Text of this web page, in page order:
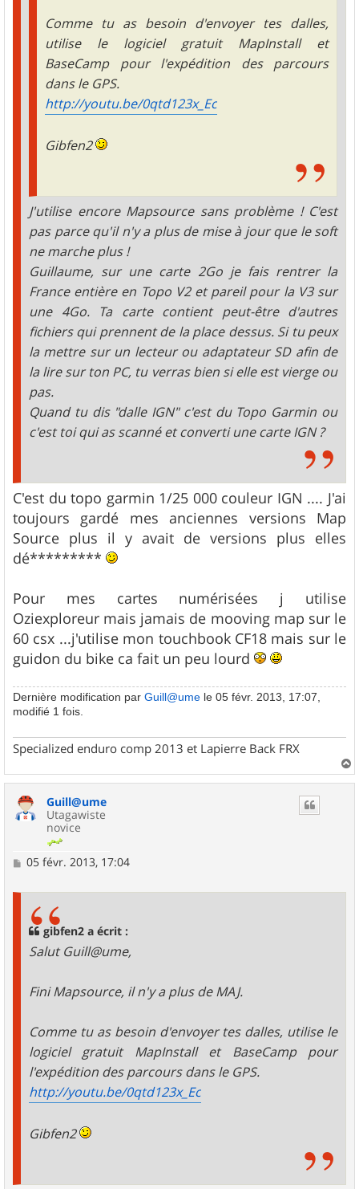
Comme tu as besoin d'envoyer tes dalles,
utilise le logiciel gratuit MapInstall et
BaseCamp pour l'expédition des parcours
dans le GPS.
http://youtu.be/0qtd123x_Ec
Gibfen2
J'utilise encore Mapsource sans problème ! C'est
pas parce qu'il n'y a plus de mise à jour que le soft
ne marche plus !
Guillaume, sur une carte 2Go je fais rentrer la
France entière en Topo V2 et pareil pour la V3 sur
une 4Go. Ta carte contient peut-être d'autres
fichiers qui prennent de la place dessus. Si tu peux
la mettre sur un lecteur ou adaptateur SD afin de
la lire sur ton PC, tu verras bien si elle est vierge ou
pas.
Quand tu dis "dalle IGN" c'est du Topo Garmin ou
c'est toi qui as scanné et converti une carte IGN ?
C'est du topo garmin 1/25 000 couleur IGN .... J'ai
toujours gardé mes anciennes versions Map
Source plus il y avait de versions plus elles
dé*********
Pour mes cartes numérisées j utilise
Oziexploreur mais jamais de mooving map sur le
60 csx ...j'utilise mon touchbook CF18 mais sur le
guidon du bike ca fait un peu lourd
Dernière modification par Guill@ume le 05 févr. 2013, 17:07,
modifié 1 fois.
Specialized enduro comp 2013 et Lapierre Back FRX
a
Guill@ume
Utagawiste
novice
M
05 févr. 2013, 17:04
gibfen2 a écrit :
Salut Guill@ume,
Fini Mapsource, il n'y a plus de MAJ.
Comme tu as besoin d'envoyer tes dalles, utilise le
logiciel gratuit MapInstall et BaseCamp pour
l'expédition des parcours dans le GPS.
http://youtu.be/0qtd123x_Ec
Gibfen2